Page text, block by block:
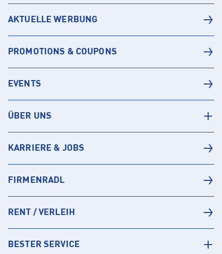
AKTUELLE WERBUNG
PROMOTIONS & COUPONS
EVENTS
ÜBER UNS
KARRIERE & JOBS
FIRMENRADL
RENT / VERLEIH
BESTER SERVICE